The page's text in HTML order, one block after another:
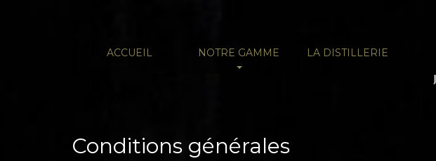
ACCUEIL NOTRE GAMME LA DISTILLERIE
Conditions générales